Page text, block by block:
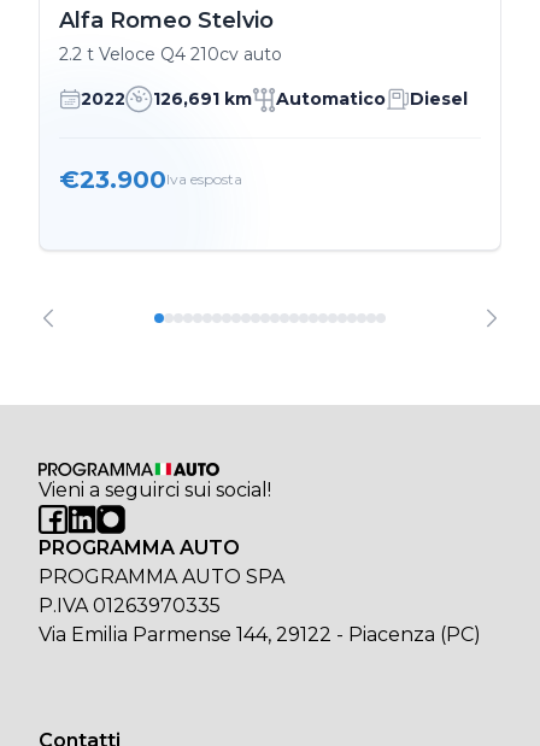
Alfa Romeo Stelvio
2.2 t Veloce Q4 210cv auto
2022 126,691 km Automatico Diesel
€23.900Iva esposta
Vieni a seguirci sui social!
PROGRAMMA AUTO
PROGRAMMA AUTO SPA
P.IVA 01263970335
Via Emilia Parmense 144, 29122 - Piacenza (PC)
Contatti